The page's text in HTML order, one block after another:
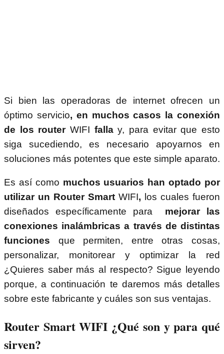
Si bien las operadoras de internet ofrecen un
óptimo servicio, en muchos casos la conexión
de los routerWIFI fallay, para evitar que esto
siga sucediendo, es necesario apoyarnos en
soluciones más potentes que este simple aparato.
Es así como muchos usuarios han optado por
utilizar un Router Smart WIFI, los cuales fueron
diseñados específicamente para mejorar las
conexiones inalámbricas a través de distintas
funciones que permiten, entre otras cosas,
personalizar, monitorear y optimizar la red
¿Quieres saber más al respecto? Sigue leyendo
porque, a continuación te daremos más detalles
sobre este fabricante y cuáles son sus ventajas.
Router Smart WIFI ¿Qué son y para qué
sirven?